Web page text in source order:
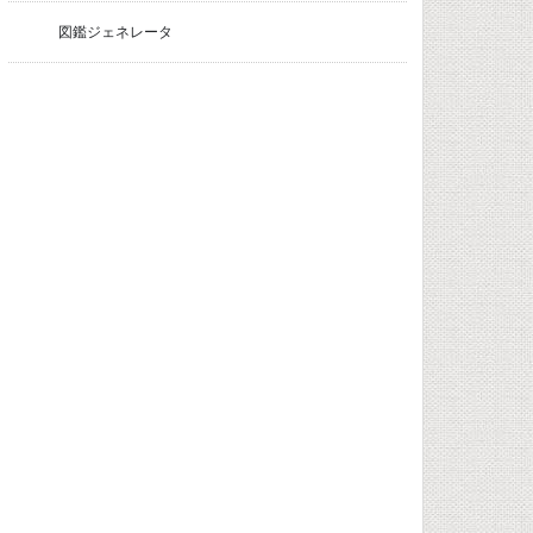
図鑑ジェネレータ